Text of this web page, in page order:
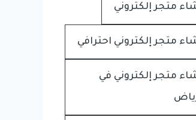
متجر إلكتروني
متجر إلكتروني احترافي
متجر إلكتروني في